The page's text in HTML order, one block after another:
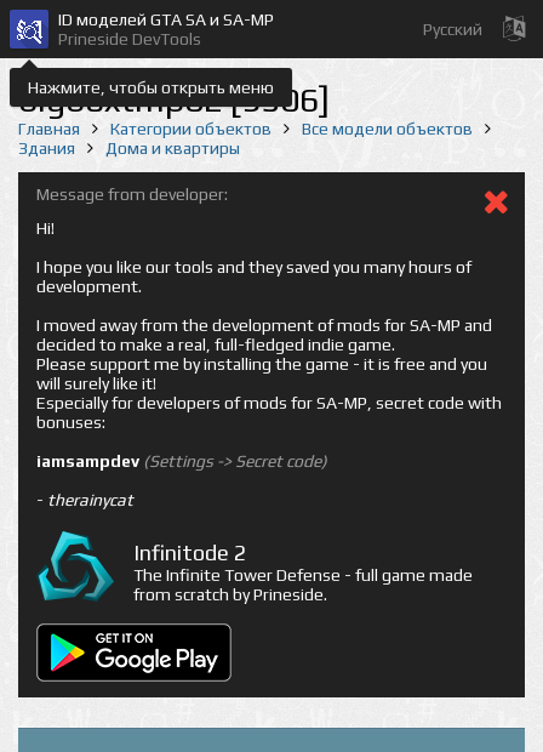
Нажмите, чтобы открыть меню
ID моделей GTA SA и SA-MP
Prineside DevTools
Русский
bigboxtmp02 [9506]
Главная Категории объектов
Все модели объектов
Здания
Дома и квартиры
Message from developer:
Hi!
I hope you like our tools and they saved you many hours of
development.
I moved away from the development of mods for SA-MP and
decided to make a real, full-fledged indie game.
Please support me by installing the game - it is free and you
will surely like it!
Especially for developers of mods for SA-MP, secret code with
bonuses:
iamsampdev (Settings -> Secret code)
- therainycat
Infinitode 2
The Infinite Tower Defense - full game made
from scratch by Prineside.